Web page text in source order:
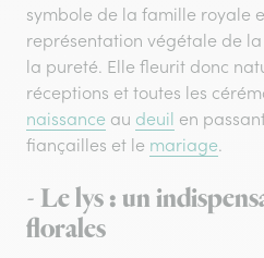
symbole de la famille royale
représentation végétale de
la pureté. Elle fleurit donc
réceptions et toutes les
naissance au deuil en
fiançailles et le mariage.
- Le lys : un
florales